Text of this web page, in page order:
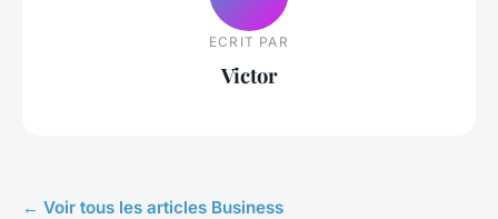
ECRIT PAR
Victor
← Voir tous les articles Business